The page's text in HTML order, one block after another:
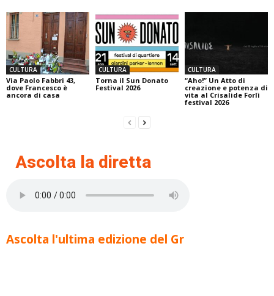
CULTURA
Via Paolo Fabbri 43,
dove Francesco è
ancora di casa
CULTURA
Torna il Sun Donato
Festival 2026
CULTURA
“Aho!” Un Atto di
creazione e potenza di
vita al Crisalide Forlì
festival 2026
Ascolta la diretta
Ascolta l'ultima edizione del Gr